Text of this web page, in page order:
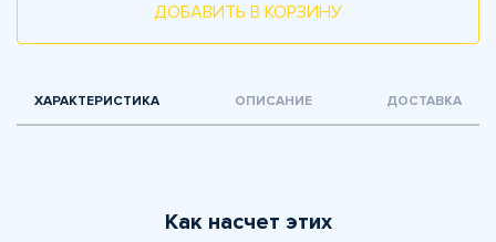
ДОБАВИТЬ В КОРЗИНУ
ХАРАКТЕРИСТИКА ОПИСАНИЕ ДОСТАВКА
Как насчет этих